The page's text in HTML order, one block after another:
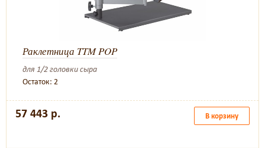
Раклетница TTM POP
для 1/2 головки сыра
Остаток: 2
57 443 р. В корзину